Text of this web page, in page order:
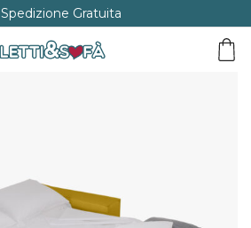
Spedizione Gratuita